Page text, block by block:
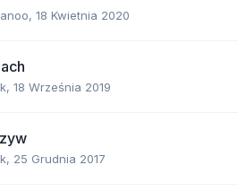
, 18 Kwietnia 2020
, 18 Września 2019
, 25 Grudnia 2017